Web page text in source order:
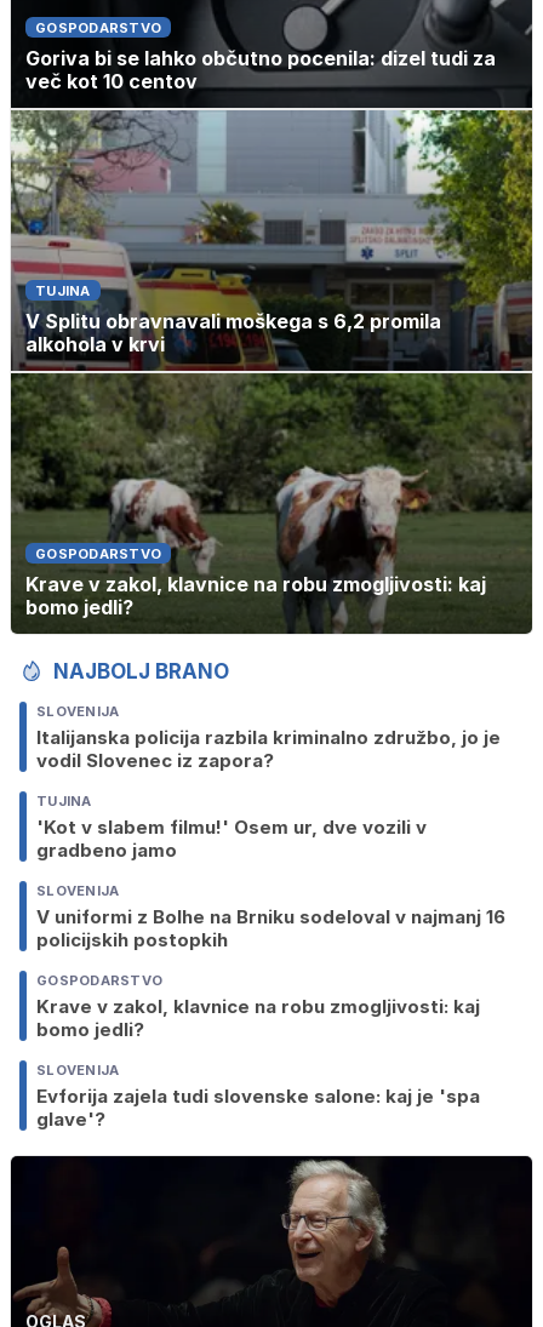
GOSPODARSTVO
Goriva bi se lahko občutno pocenila: dizel tudi za
več kot 10 centov
TUJINA
V Splitu obravnavali moškega s 6,2 promila
alkohola v krvi
GOSPODARSTVO
Krave v zakol, klavnice na robu zmogljivosti: kaj
bomo jedli?
NAJBOLJ BRANO
SLOVENIJA
Italijanska policija razbila kriminalno združbo, jo je
vodil Slovenec iz zapora?
TUJINA
'Kot v slabem filmu!' Osem ur, dve vozili v
gradbeno jamo
SLOVENIJA
V uniformi z Bolhe na Brniku sodeloval v najmanj 16
policijskih postopkih
GOSPODARSTVO
Krave v zakol, klavnice na robu zmogljivosti: kaj
bomo jedli?
SLOVENIJA
Evforija zajela tudi slovenske salone: kaj je 'spa
glave'?
OGLAS